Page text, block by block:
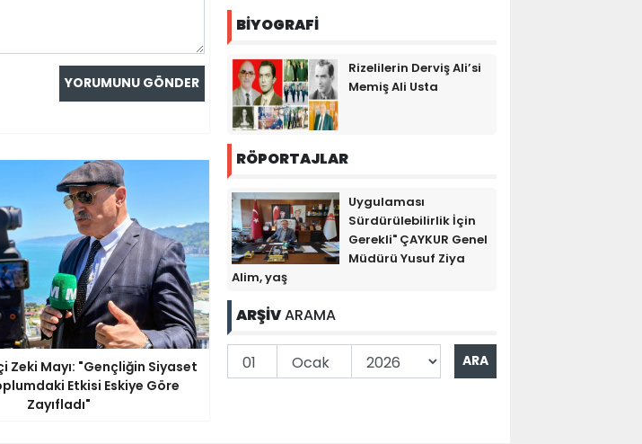
Zeki Mayı: "Gençliğin Siyaset
Etkisi Eskiye Göre
Zayıfladı"
BİYOGRAFİ
Rizelilerin Derviş Ali’si
Memiş Ali Usta
RÖPORTAJLAR
Uygulaması
Sürdürülebilirlik İçin
Gerekli" ÇAYKUR Genel
Müdürü Yusuf Ziya
Alim, yaş
ARŞİVARAMA